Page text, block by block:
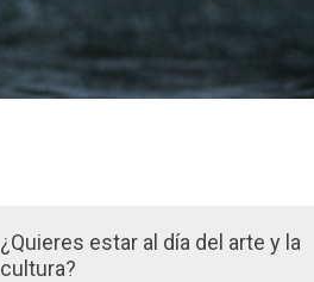
¿Quieres estar al día del arte y la
cultura?